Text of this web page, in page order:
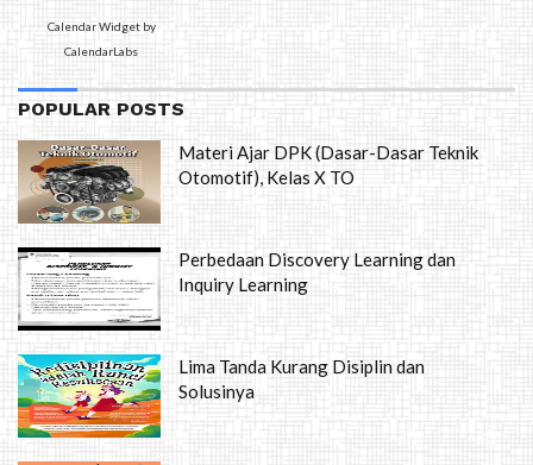
Calendar Widget by
CalendarLabs
POPULAR POSTS
Materi Ajar DPK (Dasar-Dasar Teknik
Otomotif), Kelas X TO
Perbedaan Discovery Learning dan
Inquiry Learning
Lima Tanda Kurang Disiplin dan
Solusinya